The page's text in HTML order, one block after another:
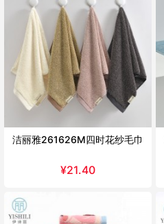
洁丽雅261626M四时花纱毛巾
¥21.40